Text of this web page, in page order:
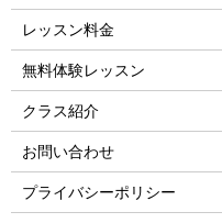
レッスン料金
無料体験レッスン
クラス紹介
お問い合わせ
プライバシーポリシー